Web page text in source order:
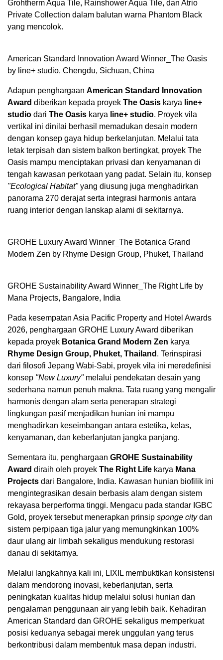
Grohtherm Aqua Tile, Rainshower Aqua Tile, dan Atrio
Private Collection dalam balutan warna Phantom Black
yang mencolok.
American Standard Innovation Award Winner_The Oasis
by line+ studio, Chengdu, Sichuan, China
Adapun penghargaan American Standard Innovation
Award diberikan kepada proyek The Oasis karya line+
studio dari The Oasis karya line+ studio. Proyek vila
vertikal ini dinilai berhasil memadukan desain modern
dengan konsep gaya hidup berkelanjutan. Melalui tata
letak terpisah dan sistem balkon bertingkat, proyek The
Oasis mampu menciptakan privasi dan kenyamanan di
tengah kawasan perkotaan yang padat. Selain itu, konsep
"Ecological Habitat"yang diusung juga menghadirkan
panorama 270 derajat serta integrasi harmonis antara
ruang interior dengan lanskap alami di sekitarnya.
GROHE Luxury Award Winner_The Botanica Grand
Modern Zen by Rhyme Design Group, Phuket, Thailand
GROHE Sustainability Award Winner_The Right Life by
Mana Projects, Bangalore, India
Pada kesempatan Asia Pacific Property and Hotel Awards
2026, penghargaan GROHE Luxury Award diberikan
kepada proyek Botanica Grand Modern Zen karya
Rhyme Design Group, Phuket, Thailand . Terinspirasi
dari filosofi Jepang Wabi-Sabi, proyek vila ini meredefinisi
konsep "New Luxury"melalui pendekatan desain yang
sederhana namun penuh makna. Tata ruang yang mengalir
harmonis dengan alam serta penerapan strategi
lingkungan pasif menjadikan hunian ini mampu
menghadirkan keseimbangan antara estetika, kelas,
kenyamanan, dan keberlanjutan jangka panjang.
Sementara itu, penghargaan GROHE Sustainability
Award diraih oleh proyek The Right Life karya Mana
Projects dari Bangalore, India. Kawasan hunian biofilik ini
mengintegrasikan desain berbasis alam dengan sistem
rekayasa berperforma tinggi. Mengacu pada standar IGBC
Gold, proyek tersebut menerapkan prinsip sponge citydan
sistem perpipaan tiga jalur yang memungkinkan 100%
daur ulang air limbah sekaligus mendukung restorasi
danau di sekitarnya.
Melalui langkahnya kali ini, LIXIL membuktikan konsistensi
dalam mendorong inovasi, keberlanjutan, serta
peningkatan kualitas hidup melalui solusi hunian dan
pengalaman penggunaan air yang lebih baik. Kehadiran
American Standard dan GROHE sekaligus memperkuat
posisi keduanya sebagai merek unggulan yang terus
berkontribusi dalam membentuk masa depan industri.